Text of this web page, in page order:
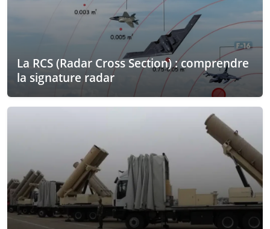
La RCS (Radar Cross Section) : comprendre
la signature radar